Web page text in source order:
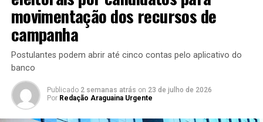
movimentação dos recursos de
campanha
Postulantes podem abrir até cinco contas pelo aplicativo do
banco
Publicado 2 semanas atrás on 23 de julho de 2026
Por Redação Araguaina Urgente